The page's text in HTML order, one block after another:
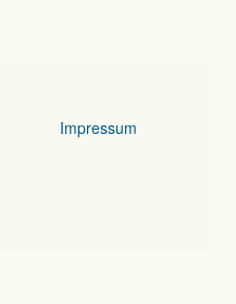
Impressum